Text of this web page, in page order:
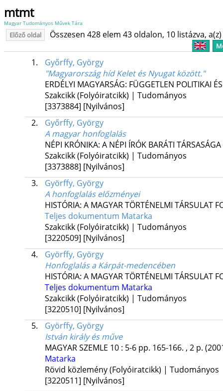
mtmt
Magyar Tudományos Művek Tára
Előző oldal Összesen 428 elem 43 oldalon, 10 listázva,
1.
Győrffy, György
"Magyarország híd Kelet és Nyugat között."
ERDÉLYI MAGYARSÁG: FÜGGETLEN POLITIKAI
Szakcikk (Folyóiratcikk) | Tudományos
[3373884] [Nyilvános]
2.
Győrffy, György
A magyar honfoglalás
NÉPI KRÓNIKA: A NÉPI ÍRÓK BARÁTI TÁRSASÁGA
Szakcikk (Folyóiratcikk) | Tudományos
[3373888] [Nyilvános]
3.
Györffy, György
A honfoglalás előzményei
HISTÓRIA: A MAGYAR TÖRTÉNELMI TÁRSULAT
Teljes dokumentum Matarka
Szakcikk (Folyóiratcikk) | Tudományos
[3220509] [Nyilvános]
4.
Györffy, György
Honfoglalás a Kárpát-medencében
HISTÓRIA: A MAGYAR TÖRTÉNELMI TÁRSULAT
Teljes dokumentum Matarka
Szakcikk (Folyóiratcikk) | Tudományos
[3220510] [Nyilvános]
5.
Györffy, György
István király és műve
MAGYAR SZEMLE 10: 5-6 pp. 165-166. , 2 p.
Matarka
Rövid közlemény (Folyóiratcikk) | Tudományos
[3220511] [Nyilvános]